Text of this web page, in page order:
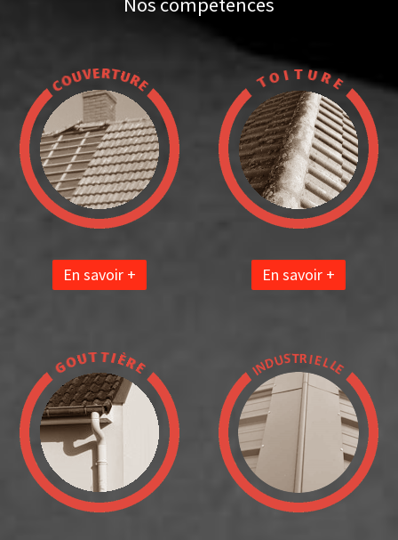
En savoir + En savoir +